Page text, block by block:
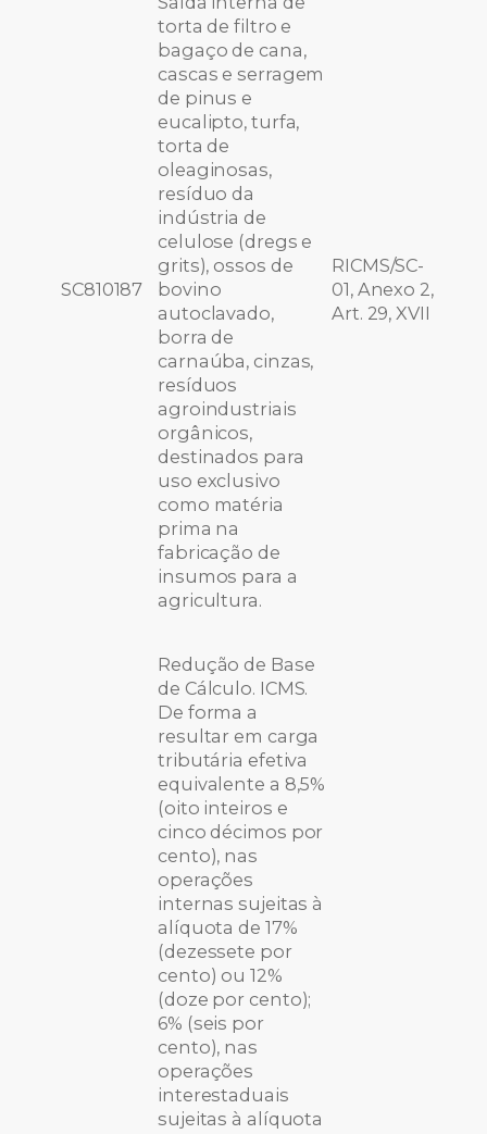
SC810187
torta de filtro e
bagaço de cana,
cascas e serragem
de pinus e
eucalipto, turfa,
torta de
oleaginosas,
resíduo da
indústria de
celulose (dregs e
grits), ossos de
bovino
autoclavado,
borra de
carnaúba, cinzas,
resíduos
agroindustriais
orgânicos,
destinados para
uso exclusivo
como matéria
prima na
fabricação de
insumos para a
agricultura.
RICMS/SC-
01, Anexo 2,
Art. 29, XVII
Redução de Base
de Cálculo. ICMS.
De forma a
resultar em carga
tributária efetiva
equivalente a 8,5%
(oito inteiros e
cinco décimos por
cento), nas
operações
internas sujeitas à
alíquota de 17%
(dezessete por
cento) ou 12%
(doze por cento);
6% (seis por
cento), nas
operações
interestaduais
sujeitas à alíquota